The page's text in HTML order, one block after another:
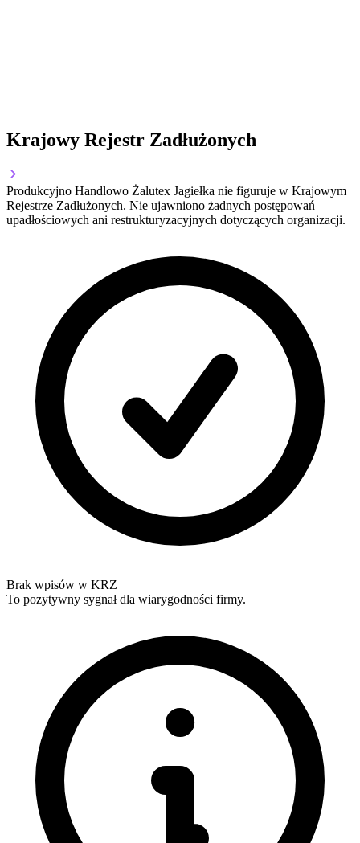
Krajowy Rejestr Zadłużonych
Produkcyjno Handlowo Żalutex Jagiełka nie figuruje w Krajowym
Rejestrze Zadłużonych. Nie ujawniono żadnych postępowań
upadłościowych ani restrukturyzacyjnych dotyczących organizacji.
Brak wpisów w KRZ
To pozytywny sygnał dla wiarygodności firmy.